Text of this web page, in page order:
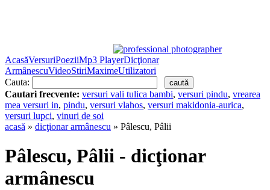
AcasăVersuriPoeziiMp3 PlayerDicţionar
ArmânescuVideoStiriMaximeUtilizatori
Cauta:
Cautari frecvente: versuri vali tulica bambi, versuri pindu, vrearea
mea versuri in, pindu, versuri vlahos, versuri makidonia-aurica,
versuri lupci, vinuri de soi
acasă » dicţionar armânescu » Pâlescu, Pâlii
Pâlescu, Pâlii - dicţionar
armânescu